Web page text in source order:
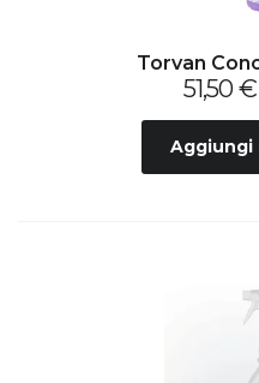
Torvan
51,50 €
Aggiungi